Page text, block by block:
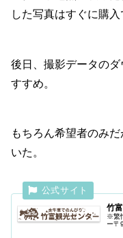
した写真はすぐに購入
後日、撮影データの
すすめ。
もちろん希望者のみ
いた。
竹
※繁
ー〒